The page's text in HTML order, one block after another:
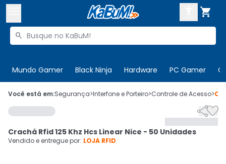

Buscar produtos

Mundo Gamer Black Ninja Hardware PC Gamer
 Olá. Acesse sua conta
 Departamentos
Cupons
CADASTRE-SE
Você está em:Segurança>Interfone e Porteiro>Controle de Acesso>

Crachá Rfid 125 Khz Hcs Linear Nice - 50 Unidades
Vendido e entregue por: LOJA RFID